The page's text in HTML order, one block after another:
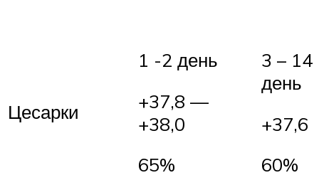
Цесарки
1 -2 день
+37,8 —
+38,0
65%
3 – 14
день
+37,6
60%